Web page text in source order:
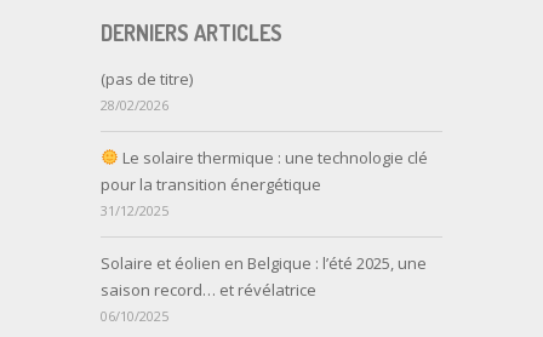
DERNIERS ARTICLES
(pas de titre)
28/02/2026
Le solaire thermique : une technologie clé
pour la transition énergétique
31/12/2025
Solaire et éolien en Belgique : l’été 2025, une
saison record… et révélatrice
06/10/2025